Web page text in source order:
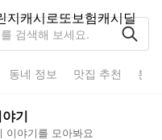
지캐시로또보험캐시딜
동네 정보 맛집 추천 분
기
이야기를 모아봐요